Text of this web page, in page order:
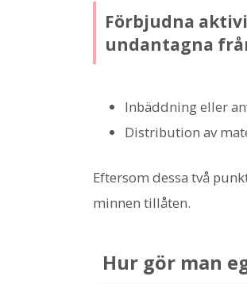
Förbjudna
undantagna
Inbäddning eller
Distribution av
Eftersom dessa två
minnen tillåten.
Hur gör man